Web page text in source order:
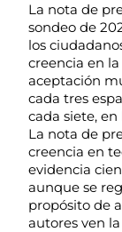
La nota de
sondeo de
los
creencia en
aceptación
cada tres
cada siete,
La nota de
creencia en
evidencia
aunque se
propósito de
autores ven